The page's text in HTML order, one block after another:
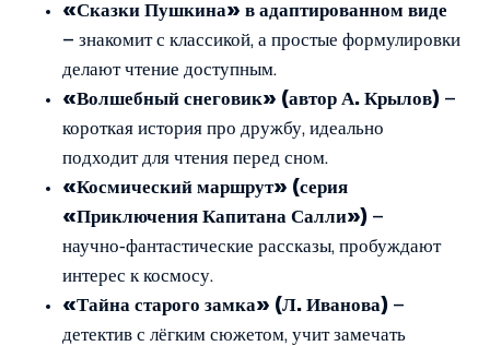
«Сказки Пушкина» в адаптированном виде
– знакомит с классикой, а простые формулировки
делают чтение доступным.
«Волшебный снеговик» (автор А. Крылов) –
короткая история про дружбу, идеально
подходит для чтения перед сном.
«Космический маршрут» (серия
«Приключения Капитана Салли») –
научно‑фантастические рассказы, пробуждают
интерес к космосу.
«Тайна старого замка» (Л. Иванова) –
детектив с лёгким сюжетом, учит замечать